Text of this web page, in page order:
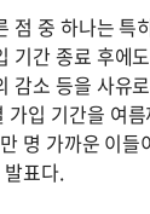
점 중 하나는 특
기간 종료 후에
감소 등을 사유
입 기간을 여
명 가까운 이들
표다.